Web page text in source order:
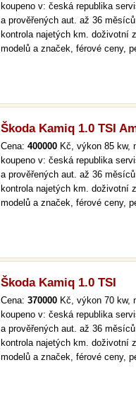
koupeno v: česká republika
a prověřených aut. až 36
kontrola najetých km. doživotní
modelů a značek, férové ceny,
mechanický stav vozu,
Škoda Kamiq 1.0 TSI
Cena: 400000 Kč, výkon 85 kw,
koupeno v: česká republika
a prověřených aut. až 36
kontrola najetých km. doživotní
modelů a značek, férové ceny,
mechanický stav vozu,
Škoda Kamiq 1.0 TSI
Cena: 370000 Kč, výkon 70 kw,
koupeno v: česká republika
a prověřených aut. až 36
kontrola najetých km. doživotní
modelů a značek, férové ceny,
až 36 měsíců garance na